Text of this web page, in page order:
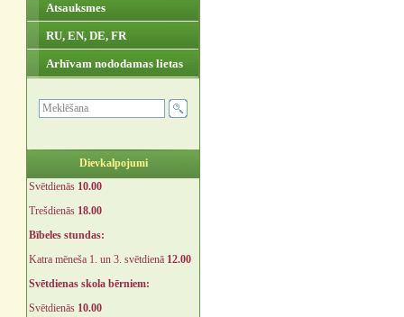
Atsauksmes
RU, EN, DE, FR
Arhīvam nododamas lietas
Dievkalpojumi
Svētdienās 10.00
Trešdienās 18.00
Bībeles stundas:
Katra mēneša 1. un 3. svētdienā 12.00
Svētdienas skola bērniem:
Svētdienās 10.00